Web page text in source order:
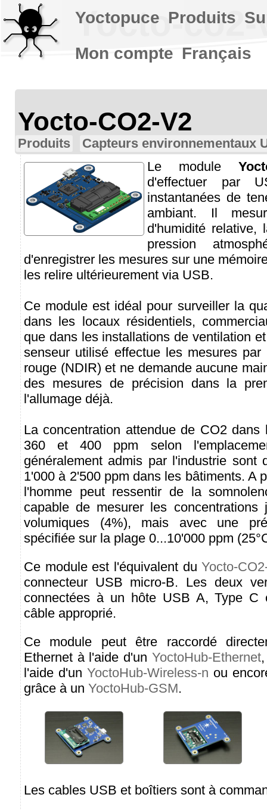
Yocto-co2-
Yocto-CO2-V2
Produits
Capteurs environnementaux
Le module
d'effectuer par
instantanées de
ambiant. Il
d'humidité relative,
pression
d'enregistrer les mesures sur une
les relire ultérieurement via USB.
Ce module est idéal pour surveiller la
dans les locaux résidentiels,
que dans les installations de ventilation
senseur utilisé effectue les mesures par
rouge (NDIR) et ne demande aucune
des mesures de précision dans la
l'allumage déjà.
La concentration attendue de CO2 dans
360 et 400 ppm selon
généralement admis par l'industrie sont
1'000 à 2'500 ppm dans les bâtiments. A
l'homme peut ressentir de la
capable de mesurer les concentrations
volumiques (4%), mais avec une
spécifiée sur la plage 0...10'000 ppm
Ce module est l'équivalent duYocto-
connecteur USB micro-B. Les deux
connectées à un hôte USB A, Type C
câble approprié.
Ce module peut être raccordé
Ethernet à l'aide d'un YoctoHub-Ethernet
l'aide d'un YoctoHub-Wireless-n ou
grâce à un YoctoHub-GSM.
Les cables USB et boîtiers sont à
Yoctopuce Produits
Mon compte Français